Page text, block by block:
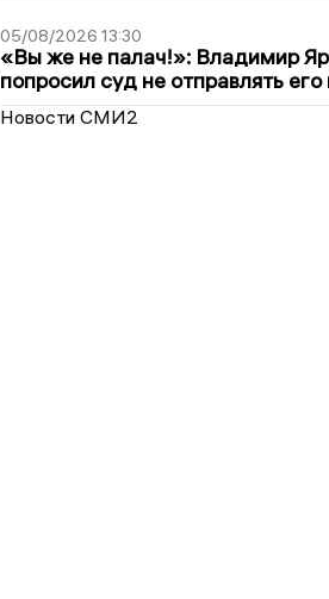
05/08/2026 13:30
«Вы же не палач!»: Владимир
попросил суд не отправлять
Новости СМИ2